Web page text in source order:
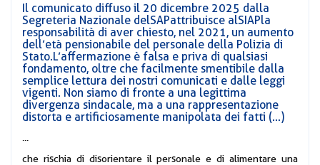
Il comunicato diffuso il 20 dicembre 2025 dalla
Segreteria Nazionale del SAP attribuisce al SIAP la
responsabilità di aver chiesto, nel 2021, un aumento
dell’età pensionabile del personale della Polizia di
Stato. L’affermazione è falsa e priva di qualsiasi
fondamento, oltre che facilmente smentibile dalla
semplice lettura dei nostri comunicati e dalle leggi
vigenti. Non siamo di fronte a una legittima
divergenza sindacale, ma a una rappresentazione
distorta e artificiosamente manipolata dei fatti (...)
che rischia di disorientare il personale e di alimentare una